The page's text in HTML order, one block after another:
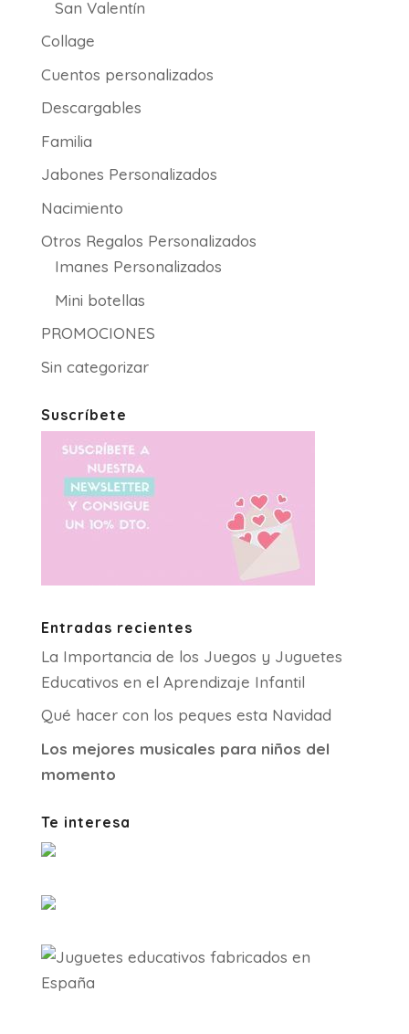
San Valentín
Collage
Cuentos personalizados
Descargables
Familia
Jabones Personalizados
Nacimiento
Otros Regalos Personalizados
Imanes Personalizados
Mini botellas
PROMOCIONES
Sin categorizar
Suscríbete
Entradas recientes
La Importancia de los Juegos y Juguetes
Educativos en el Aprendizaje Infantil
Qué hacer con los peques esta Navidad
Los mejores musicales para niños del
momento
Te interesa